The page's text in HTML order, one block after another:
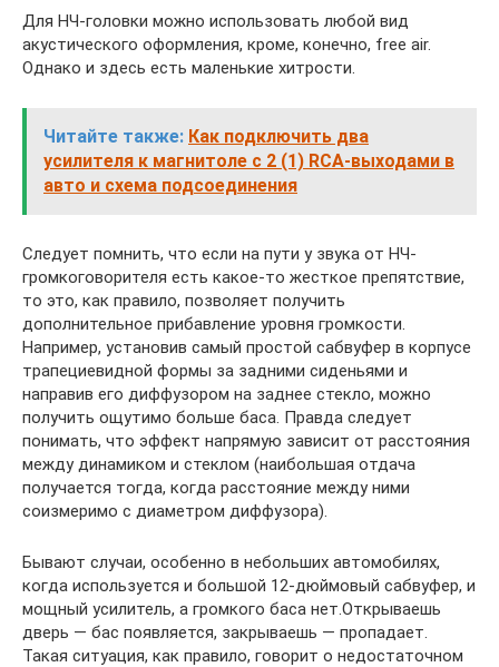
Для НЧ-головки можно использовать любой вид
акустического оформления, кроме, конечно, free air.
Однако и здесь есть маленькие хитрости.
Читайте также: Как подключить два
усилителя к магнитоле с 2 (1) RCA-выходами в
авто и схема подсоединения
Следует помнить, что если на пути у звука от НЧ-
громкоговорителя есть какое-то жесткое препятствие,
то это, как правило, позволяет получить
дополнительное прибавление уровня громкости.
Например, установив самый простой сабвуфер в корпусе
трапециевидной формы за задними сиденьями и
направив его диффузором на заднее стекло, можно
получить ощутимо больше баса. Правда следует
понимать, что эффект напрямую зависит от расстояния
между динамиком и стеклом (наибольшая отдача
получается тогда, когда расстояние между ними
соизмеримо с диаметром диффузора).
Бывают случаи, особенно в небольших автомобилях,
когда используется и большой 12-дюймовый сабвуфер, и
мощный усилитель, а громкого баса нет.Открываешь
дверь — бас появляется, закрываешь — пропадает.
Такая ситуация, как правило, говорит о недостаточном